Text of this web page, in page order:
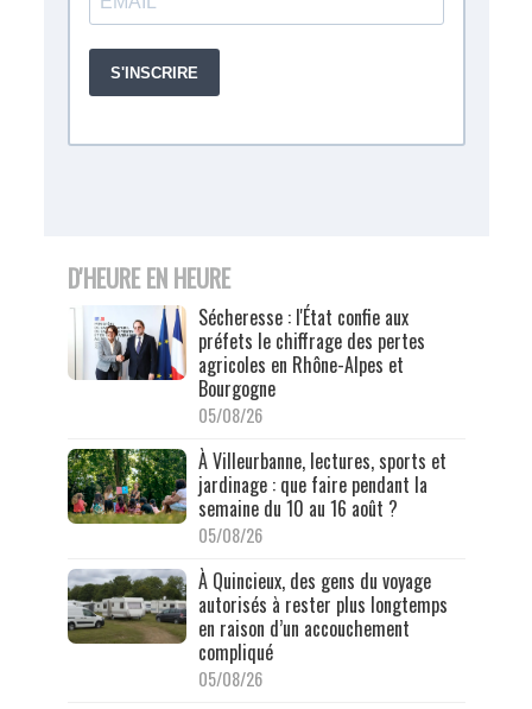
D'HEURE EN HEURE
Sécheresse : l'État confie aux
préfets le chiffrage des pertes
agricoles en Rhône-Alpes et
Bourgogne
05/08/26
À Villeurbanne, lectures, sports et
jardinage : que faire pendant la
semaine du 10 au 16 août ?
05/08/26
À Quincieux, des gens du voyage
autorisés à rester plus longtemps
en raison d’un accouchement
compliqué
05/08/26